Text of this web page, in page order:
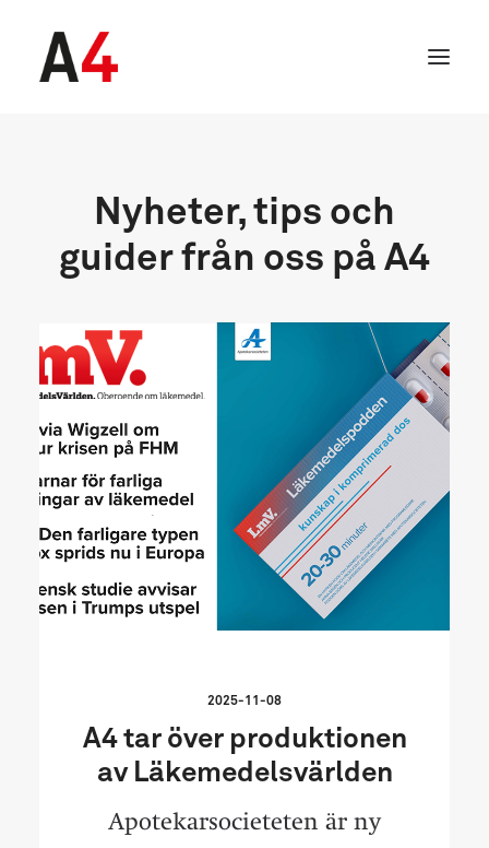
SEARCH
Nyheter, tips och
guider från oss på A4
2025-11-08
A4 tar över produktionen
av Läkemedelsvärlden
Apotekarsocieteten är ny